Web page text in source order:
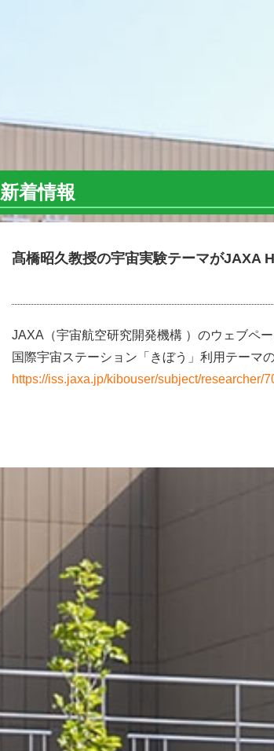
新着情報
髙橋昭久教授の宇宙実験テーマがJAXA
JAXA（宇宙航空研究開発機構 ）のウェブペー
国際宇宙ステーション「きぼう」利用テーマ
https://iss.jaxa.jp/kibouser/subject/researcher/